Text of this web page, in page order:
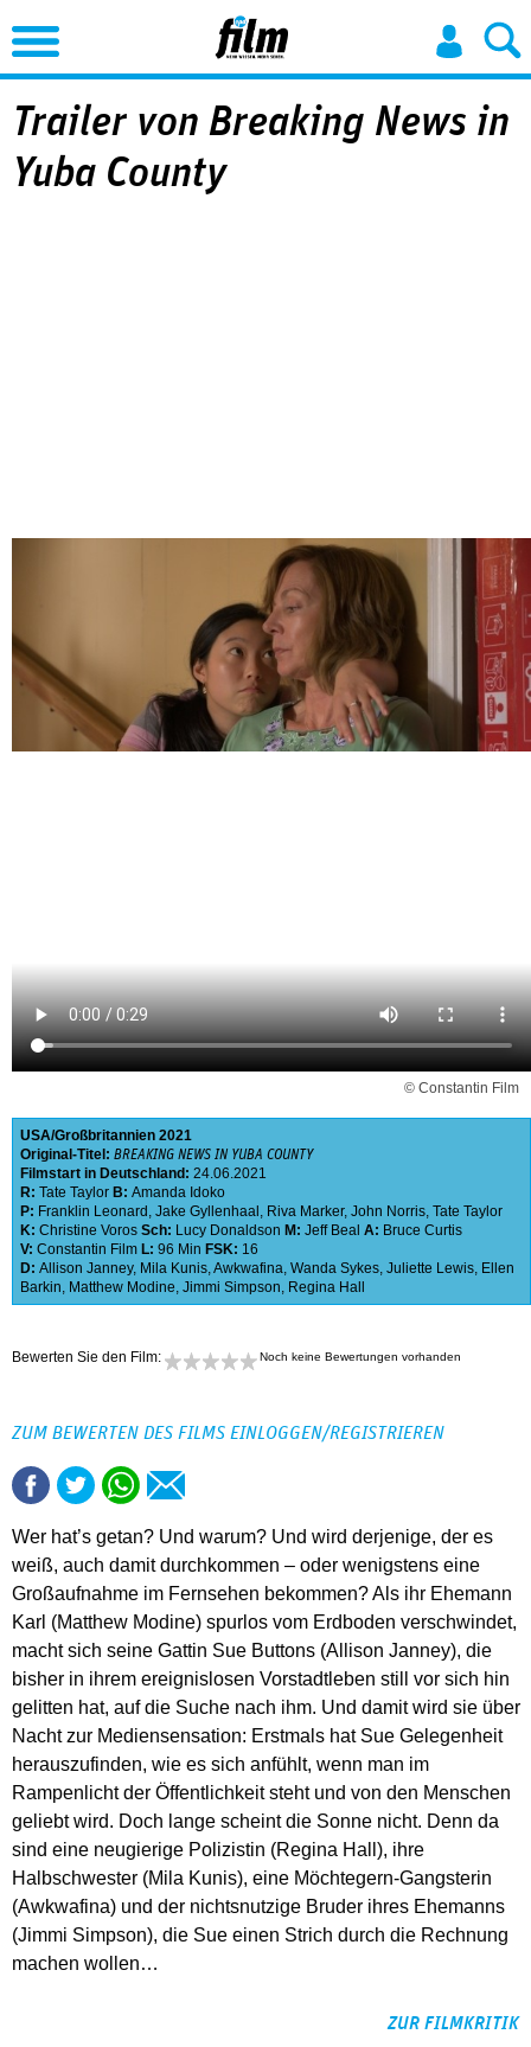
Jump to Navigation
Trailer von Breaking News in
Yuba County
© Constantin Film
USA Großbritannien 2021
Original-Titel: BREAKING NEWS IN YUBA COUNTY
Filmstart in Deutschland: 24.06.2021
R: Tate Taylor B: Amanda Idoko
P: Franklin Leonard , Jake Gyllenhaal , Riva Marker, John Norris, Tate Taylor
K: Christine Voros Sch: Lucy Donaldson M: Jeff Beal A: Bruce Curtis
V: Constantin Film L: 96 Min FSK: 16
D: Allison Janney, Mila Kunis,Awkwafina, Wanda Sykes, Juliette Lewis, Ellen
Barkin, Matthew Modine, Jimmi Simpson, Regina Hall
Bewerten Sie den Film: Noch keine Bewertungen vorhanden
ZUM BEWERTEN DES FILMS EINLOGGEN/REGISTRIEREN
Wer hat’s getan? Und warum? Und wird derjenige, der es
weiß, auch damit durchkommen – oder wenigstens eine
Großaufnahme im Fernsehen bekommen? Als ihr Ehemann
Karl (Matthew Modine) spurlos vom Erdboden verschwindet,
macht sich seine Gattin Sue Buttons (Allison Janney), die
bisher in ihrem ereignislosen Vorstadtleben still vor sich hin
gelitten hat, auf die Suche nach ihm. Und damit wird sie über
Nacht zur Mediensensation: Erstmals hat Sue Gelegenheit
herauszufinden, wie es sich anfühlt, wenn man im
Rampenlicht der Öffentlichkeit steht und von den Menschen
geliebt wird. Doch lange scheint die Sonne nicht. Denn da
sind eine neugierige Polizistin (Regina Hall), ihre
Halbschwester (Mila Kunis), eine Möchtegern-Gangsterin
(Awkwafina) und der nichtsnutzige Bruder ihres Ehemanns
(Jimmi Simpson), die Sue einen Strich durch die Rechnung
machen wollen…
ZUR FILMKRITIK